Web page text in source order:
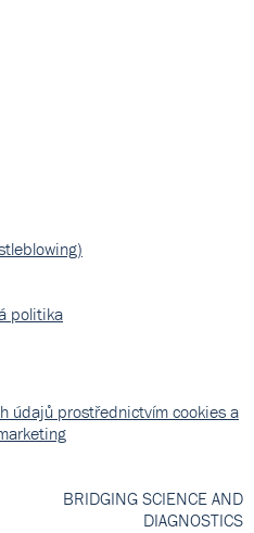
politika
údajů prostřednictvím cookies a
BRIDGING SCIENCE AND
DIAGNOSTICS